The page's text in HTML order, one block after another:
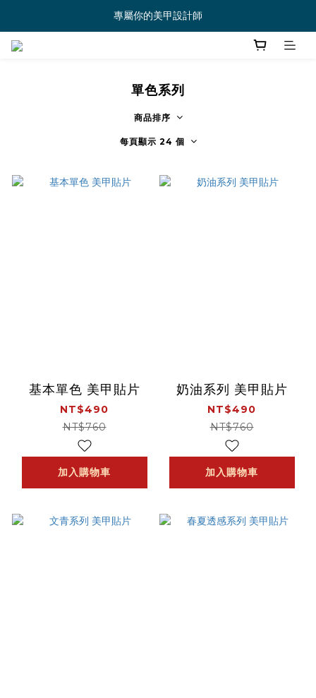
專屬你的美甲設計師
單色系列
商品排序
每頁顯示 24 個
基本單色 美甲貼片
NT$490
NT$760
加入購物車
奶油系列 美甲貼片
NT$490
NT$760
加入購物車